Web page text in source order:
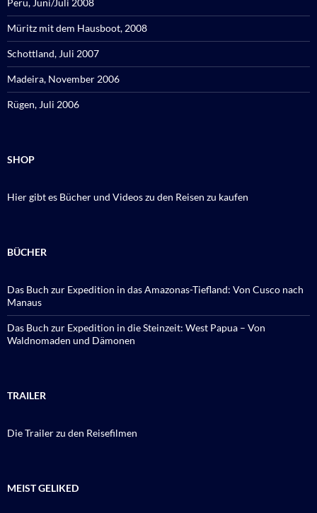
Peru, Juni/Juli 2008
Müritz mit dem Hausboot, 2008
Schottland, Juli 2007
Madeira, November 2006
Rügen, Juli 2006
SHOP
Hier gibt es Bücher und Videos zu den Reisen zu kaufen
BÜCHER
Das Buch zur Expedition in das Amazonas-Tiefland: Von Cusco nach
Manaus
Das Buch zur Expedition in die Steinzeit: West Papua – Von
Waldnomaden und Dämonen
TRAILER
Die Trailer zu den Reisefilmen
MEIST GELIKED